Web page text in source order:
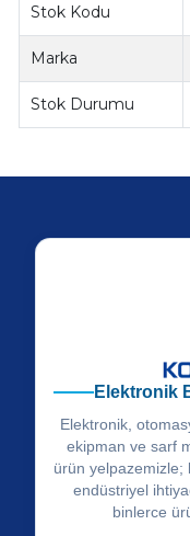
Stok Kodu
Marka
Stok Durumu
Elektronik
Elektronik,
ekipman ve sarf
ürün yelpazemizle;
endüstriyel
binlerce